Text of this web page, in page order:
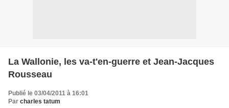
La Wallonie, les va-t'en-guerre et Jean-Jacques
Rousseau
Publié le 03/04/2011 à 16:01
Par charles tatum